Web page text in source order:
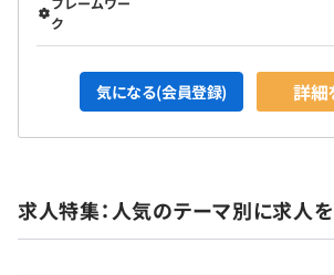
ク
気になる(会員登録) 詳細
求人特集：人気のテーマ別に求人